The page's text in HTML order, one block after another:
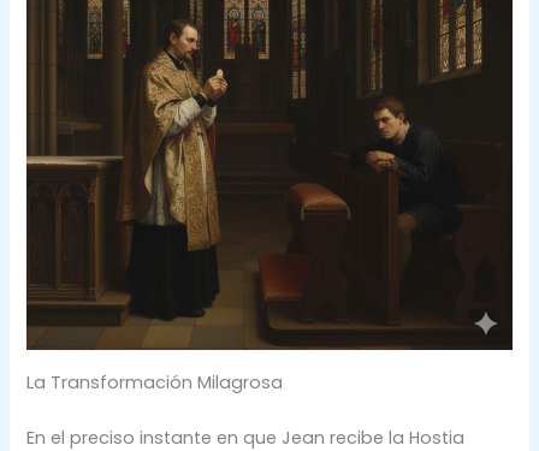
La Transformación Milagrosa
En el preciso instante en que Jean recibe la Hostia